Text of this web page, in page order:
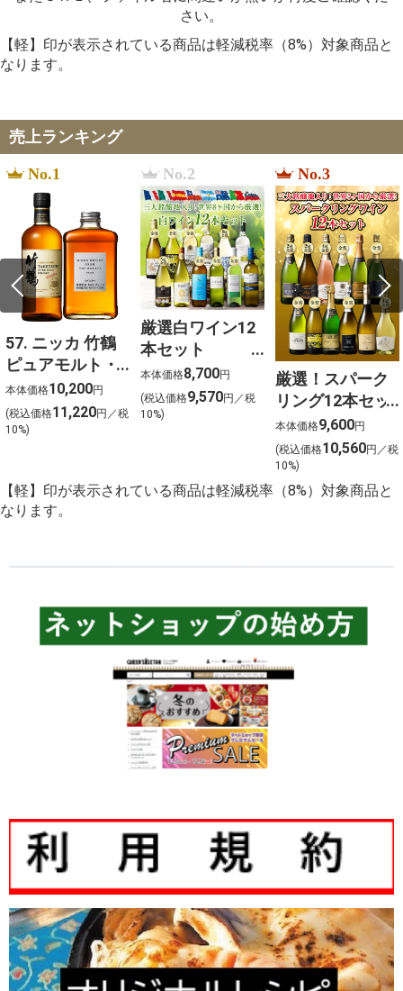
さい。
【軽】印が表示されている商品は軽減税率（8%）対象商品と
なります。
売上ランキング
No.1
57. ニッカ 竹鶴
ピュアモルト・
フロムザバレル
ウイスキー2本セ
ット【北海道ご
本体価格10,200円
(税込価格11,220円／税
10%)
No.2
厳選白ワイン12
本セット
750ml×12
本体価格8,700円
(税込価格9,570円／税
10%)
No.3
厳選！スパーク
リング12本セッ
ト 金賞受賞ワイ
ンを含む１２本
を選びました！
本体価格9,600円
(税込価格10,560円／税
10%)
【軽】印が表示されている商品は軽減税率（8%）対象商品と
なります。